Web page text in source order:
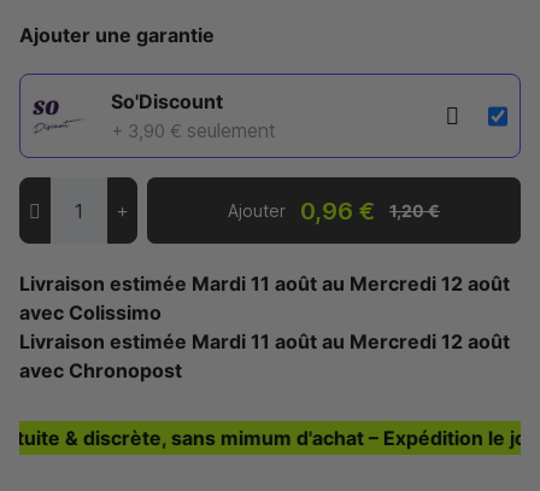
Ajouter une garantie
So'Discount
+ 3,90 € seulement
Ajouter 0,96 € 1,20 €
Livraison estimée Mardi 11 août au Mercredi 12 août
avec Colissimo
Livraison estimée Mardi 11 août au Mercredi 12 août
avec Chronopost
discrète, sans mimum d'achat – Expédition le jour-